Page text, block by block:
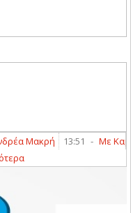
Μακρή 13:51 -
Με